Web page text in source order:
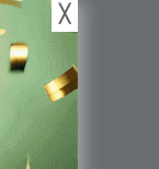
╳